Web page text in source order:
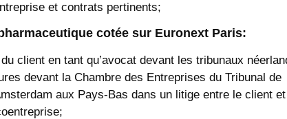
et contrats pertinents;
cotée sur Euronext Paris:
client en tant qu’avocat devant les tribunaux
devant la Chambre des Entreprises du Tribunal de
aux Pays-Bas dans un litige entre le client